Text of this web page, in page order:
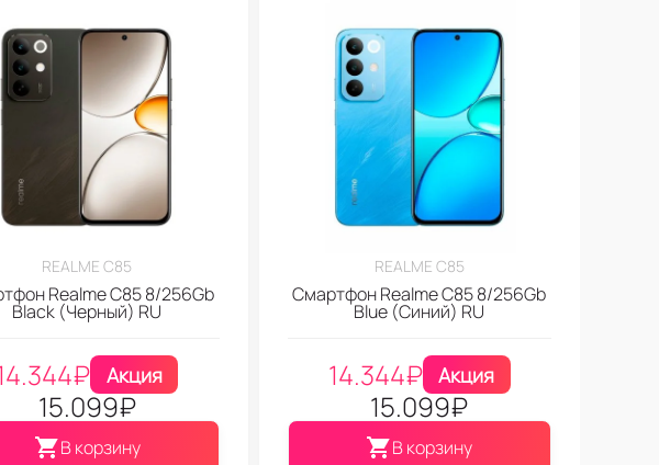
REALME C85
Realme C85 8/256Gb
Black (Черный) RU
₽ Акция
15.099₽
В корзину
REALME C85
Смартфон Realme C85 8/256Gb
Blue (Синий) RU
14.344₽ Акция
15.099₽
В корзину